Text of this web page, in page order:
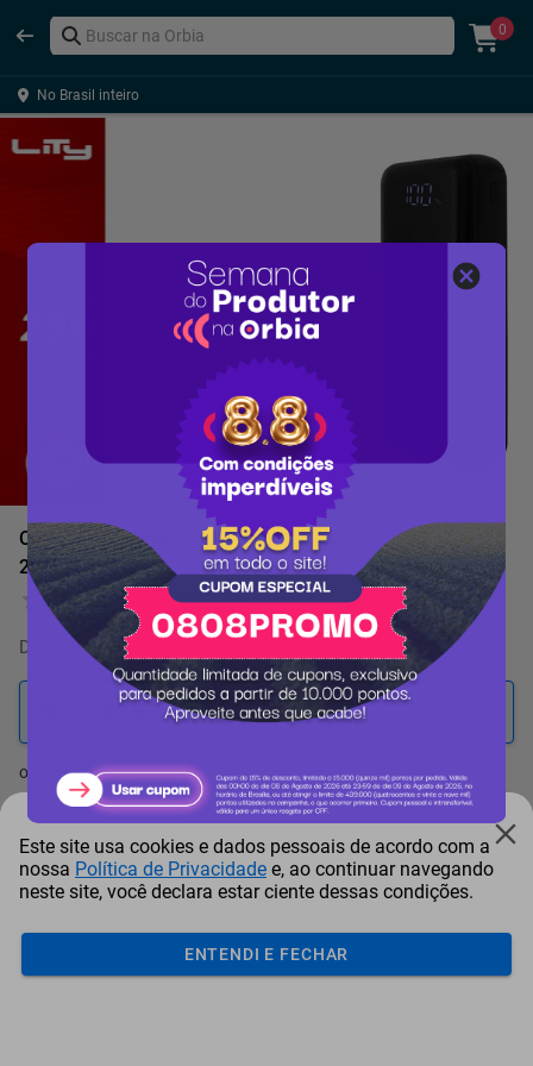
0
No Brasil inteiro
Carregador Portátil Powerbank Turbo Lity 20.000mAh
20W
0 Avaliação
De 6.060 pontos
5.409 pontos
ou resgate porpontos + dinheiro
4.869 pontos + R$ 24,84
4.598 pontos + R$ 37,31
Este site usa cookies e dados pessoais de acordo com a
nossa Política de Privacidade e, ao continuar navegando
neste site, você declara estar ciente dessas condições.
ENTENDI E FECHAR